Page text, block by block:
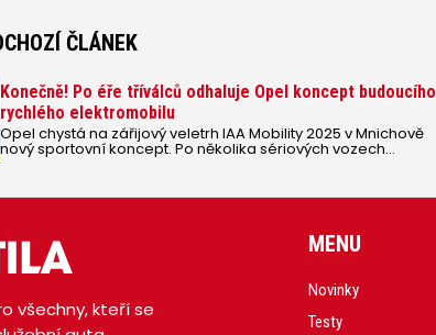
ČLÁNEK
Konečně! Po éře tříválců odhaluje Opel koncept budoucího
rychlého elektromobilu
Opel chystá na zářijový veletrh IAA Mobility 2025 v Mnichově
nový sportovní koncept. Po několika sériových vozech
jsou ale stále tajné.
všechny, kteří se
MENU
Novinky
Testy